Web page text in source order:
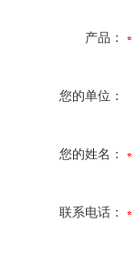
产品：
您的单位：
您的姓名：
联系电话：